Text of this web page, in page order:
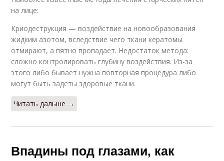
на лице:
Криодеструкция — воздействие на новообразования
жидким азотом, вследствие чего ткани кератомы
отмирают, а пятно пропадает. Недостаток метода:
сложно контролировать глубину воздействия. Из-за
этого либо бывает нужна повторная процедура либо
могут быть задеты здоровые ткани.
Читать дальше →
Впадины под глазами, как